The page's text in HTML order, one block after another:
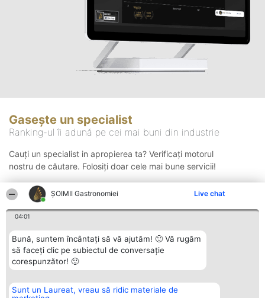
ȘOIMII Gastronomiei Live chat
04:01
Bună, suntem încântați să vă ajutăm! 🙂 Vă rugăm
să faceți clic pe subiectul de conversație
corespunzător! 🙂
Sunt un Laureat, vreau să ridic materiale de
Gasește un specialist
Ranking-ul îi adună pe cei mai buni din industrie
Cauți un specialist in apropierea ta? Verificați motorul
nostru de căutare. Folosiți doar cele mai bune servicii!
Organizator Ranking Plebiscyt Contact